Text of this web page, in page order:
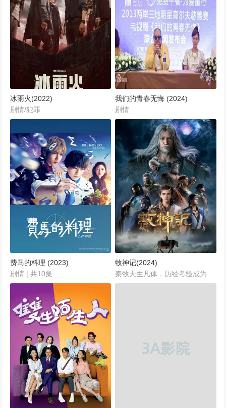
冰雨火(2022)
剧情/犯罪
我们的青春无悔 (2024)
剧情
费马的料理 (2023)
剧情 | 共10集
牧神记(2024)